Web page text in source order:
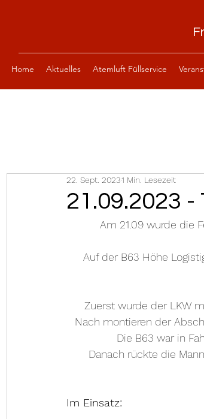
Home Aktuelles Atemluft Füllservice
21.09.2023
22. Sept. 20231 Min. Lesezeit
Am 21.09 wurde die
Auf der B63 Höhe
Zuerst wurde der LKW
Nach montieren der
Die B63 war in
Danach rückte die
Im Einsatz: